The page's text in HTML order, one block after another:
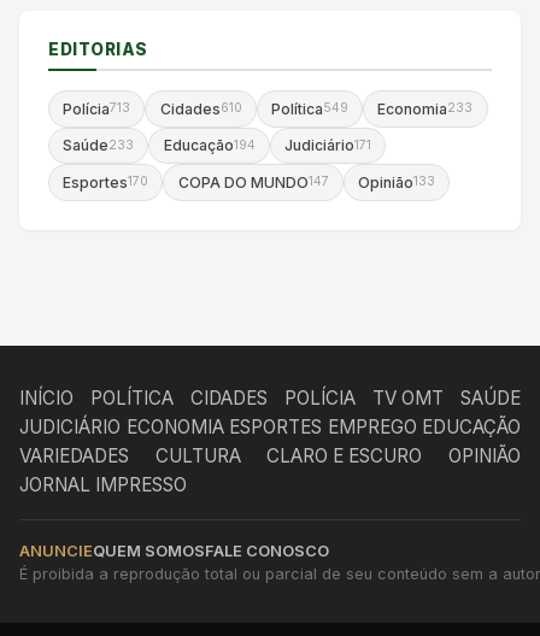
EDITORIAS
Polícia713 Cidades610 Política549 Economia233
Saúde233 Educação194 Judiciário171
Esportes170 COPA DO MUNDO147 Opinião133
INÍCIO POLÍTICA CIDADES POLÍCIA TV OMT
SAÚDE
JUDICIÁRIO ECONOMIA ESPORTES EMPREGO EDUCAÇÃO
VARIEDADES
CULTURA CLARO E ESCURO
OPINIÃO
JORNAL IMPRESSO
ANUNCIEQUEM SOMOSFALE CONOSCO
É proibida a reprodução total ou parcial de seu conteúdo sem a